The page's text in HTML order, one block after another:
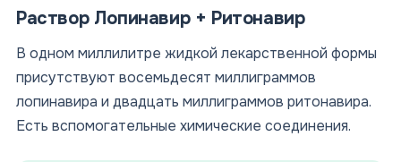
Раствор Лопинавир + Ритонавир
В одном миллилитре жидкой лекарственной формы
присутствуют восемьдесят миллиграммов
лопинавира и двадцать миллиграммов ритонавира.
Есть вспомогательные химические соединения.